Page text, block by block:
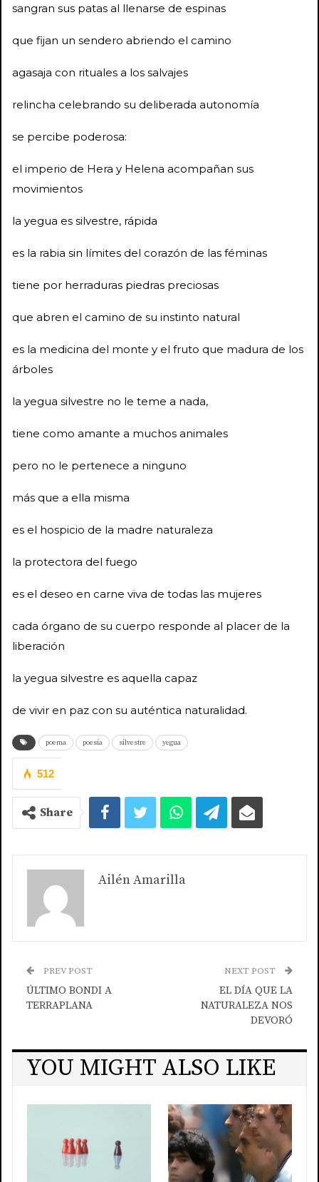
sangran sus patas al llenarse de espinas
que fijan un sendero abriendo el camino
agasaja con rituales a los salvajes
relincha celebrando su deliberada autonomía
se percibe poderosa:
el imperio de Hera y Helena acompañan sus
movimientos
la yegua es silvestre, rápida
es la rabia sin límites del corazón de las féminas
tiene por herraduras piedras preciosas
que abren el camino de su instinto natural
es la medicina del monte y el fruto que madura de los
árboles
la yegua silvestre no le teme a nada,
tiene como amante a muchos animales
pero no le pertenece a ninguno
más que a ella misma
es el hospicio de la madre naturaleza
la protectora del fuego
es el deseo en carne viva de todas las mujeres
cada órgano de su cuerpo responde al placer de la
liberación
la yegua silvestre es aquella capaz
de vivir en paz con su auténtica naturalidad.
poema poesía silvestre yegua
512
Share
Ailén Amarilla
PREV POST
ÚLTIMO BONDI A
TERRAPLANA
NEXT POST
EL DÍA QUE LA
NATURALEZA NOS
DEVORÓ
YOU MIGHT ALSO LIKE